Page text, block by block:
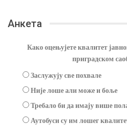
Анкета
Како оцењујете квалитет
приградском
Заслужују све похвале
Није лоше али може и боље
Требало би да имају више
Аутобуси су им лошег